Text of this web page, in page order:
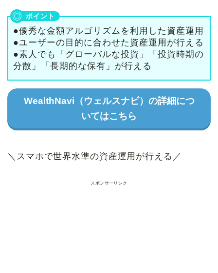
●優秀な金額アルゴリズムを利用した資産運用
●ユーザーの目的に合わせた資産運用が行える
●素人でも「グローバルな投資」「投資時期の
分散」「長期的な保有」が行える
WealthNavi（ウェルスナビ）の詳細につ
いてはこちら
＼スマホで世界水準の資産運用が行える／
スポンサーリンク